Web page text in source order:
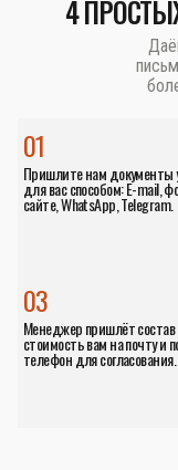
4
01
Пришлите нам
для вас способом: E-mail,
сайте, WhatsApp, Telegram.
03
Менеджер пришлёт состав
стоимость вам на почту и
телефон для согласования.